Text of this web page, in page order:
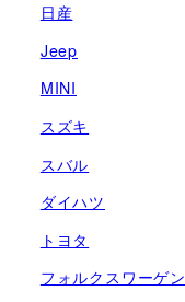
日産
Jeep
MINI
スズキ
スバル
ダイハツ
トヨタ
フォルクスワーゲン